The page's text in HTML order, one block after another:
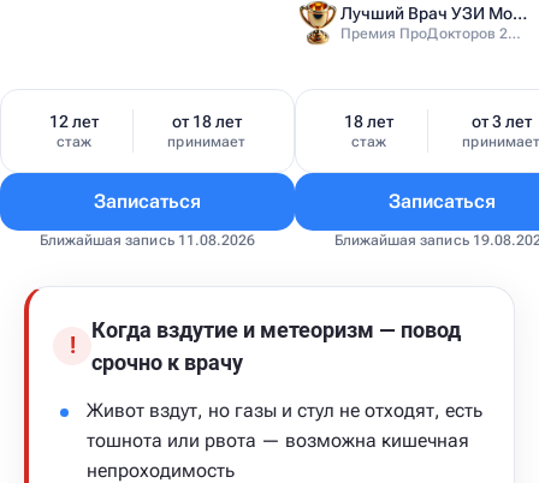
12 лет
стаж
от 18 лет
принимает
Записаться
Ближайшая запись 11.08.2026
Лучший Врач УЗИ Москвы
Премия ПроДокторов 2025
18 лет
стаж
от 3 лет
принимает
Записаться
Ближайшая запись
!
Когда вздутие и метеоризм — повод
срочно к врачу
Живот вздут, но газы и стул не отходят, есть
тошнота или рвота — возможна кишечная
непроходимость